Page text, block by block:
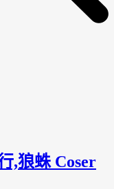
,狼蛛 Coser